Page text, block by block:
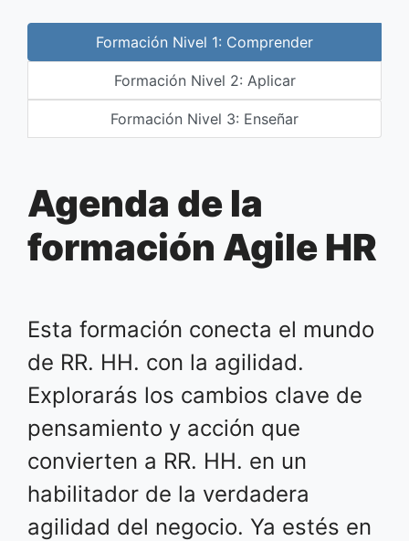
Formación Nivel 1: Comprender
Formación Nivel 2: Aplicar
Formación Nivel 3: Enseñar
Agenda de la
formación Agile HR
Esta formación conecta el mundo
de RR. HH. con la agilidad.
Explorarás los cambios clave de
pensamiento y acción que
convierten a RR. HH. en un
habilitador de la verdadera
agilidad del negocio. Ya estés en